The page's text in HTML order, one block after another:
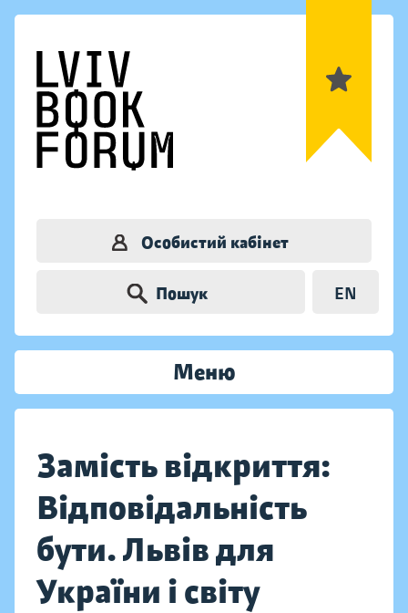
Особистий кабінет
Пошук EN
Меню
Замість відкриття:
Відповідальність
бути. Львів для
України і світу